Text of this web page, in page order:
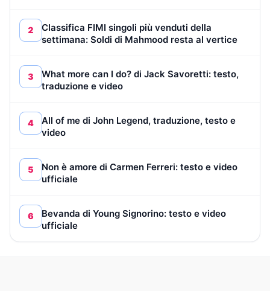
2
Classifica FIMI singoli più venduti della
settimana: Soldi di Mahmood resta al vertice
3
What more can I do? di Jack Savoretti: testo,
traduzione e video
4
All of me di John Legend, traduzione, testo e
video
5
Non è amore di Carmen Ferreri: testo e video
ufficiale
6
Bevanda di Young Signorino: testo e video
ufficiale